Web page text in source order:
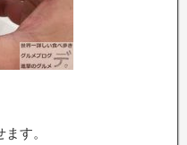
す。